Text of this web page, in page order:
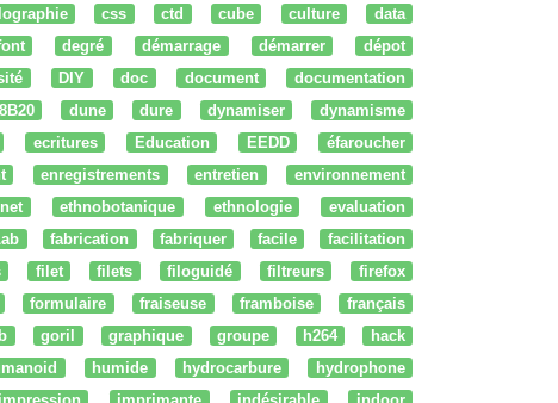
css ctd cube culture
data
degré démarrage démarrer
dépot
DIY doc document
documentation
dune dure dynamiser
dynamisme
ecritures Education EEDD
éfaroucher
enregistrements entretien
environnement
ethnobotanique ethnologie
evaluation
fabrication fabriquer facile
facilitation
filet filets filoguidé filtreurs
firefox
formulaire fraiseuse framboise
français
goril graphique groupe h264
hack
humide hydrocarbure
hydrophone